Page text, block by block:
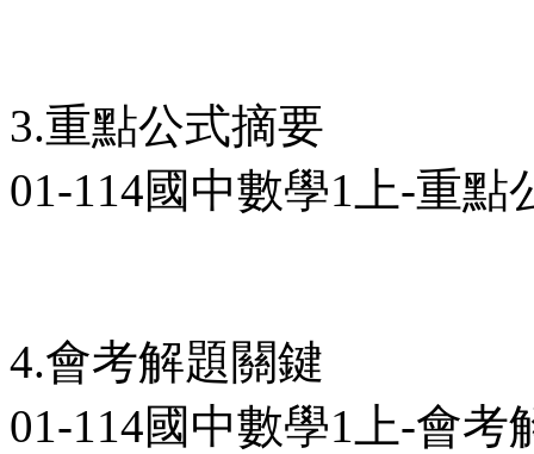
3.重點公式摘要
01-114國中數學1上-重點
4.會考解題關鍵
01-114國中數學1上-會考